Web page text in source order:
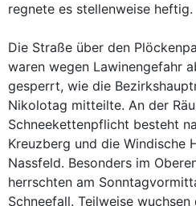
regnete es stellenweise heftig.
Die Straße über den
waren wegen Lawinengefahr
gesperrt, wie die
Nikolotag mitteilte. An der
Schneekettenpflicht besteht
Kreuzberg und die Windische
Nassfeld. Besonders im
herrschten am
Schneefall. Teilweise